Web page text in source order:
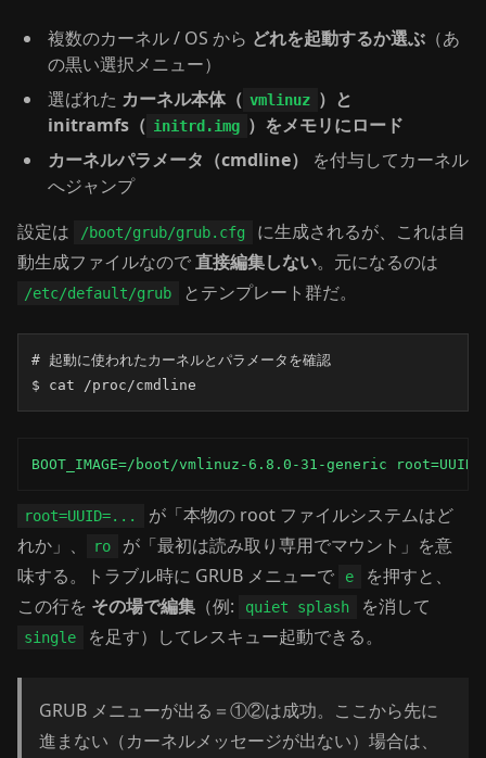
複数のカーネル / OS から どれを起動するか選ぶ （あ
の黒い選択メニュー）
選ばれた カーネル本体（ vmlinuz ）と
initramfs（ initrd.img ）をメモリにロード
カーネルパラメータ（cmdline）
を付与してカーネル
へジャンプ
設定は
/boot/grub/grub.cfg
に生成されるが、これは自
動生成ファイルなので直接編集しない。元になるのは
/etc/default/grub とテンプレート群だ。
# 起動に使われたカーネルとパラメータを確認
$ cat /proc/cmdline
BOOT_IMAGE=/boot/vmlinuz-6.8.0-31-generic
root=UUID=...
が「本物の root ファイルシステムはど
れか」、
ro
が「最初は読み取り専用でマウント」を意
味する。トラブル時に GRUB メニューで
e
を押すと、
この行を その場で編集 （例: quiet splash を消して
single を足す）してレスキュー起動できる。
GRUB メニューが出る＝①②は成功。ここから先に
進まない（カーネルメッセージが出ない）場合は、